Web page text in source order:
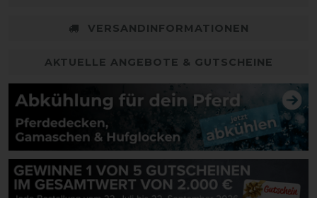
VERSANDINFORMATIONEN
AKTUELLE ANGEBOTE & GUTSCHEINE